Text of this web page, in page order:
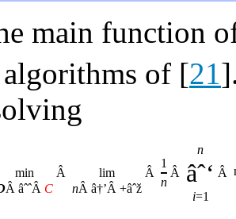
main function
of [21
min
Â âˆˆÂ C
Â
lim
nÂ â†’Â +âˆž
Â
1
n
Â
n
âˆ‘
i=1
Â